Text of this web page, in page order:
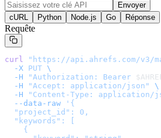
Envoyer
cURL
Python Node.js Go Réponse
Requête
curl " https://api.ahrefs.com/v3/
  -X
PUT \
  -H
"Authorization: Bearer
  -H
"Accept: application/json"
\
  -H
"Content-Type: application/
  --data-raw
' {
  "project_id": 0,
  "keywords": [
    {